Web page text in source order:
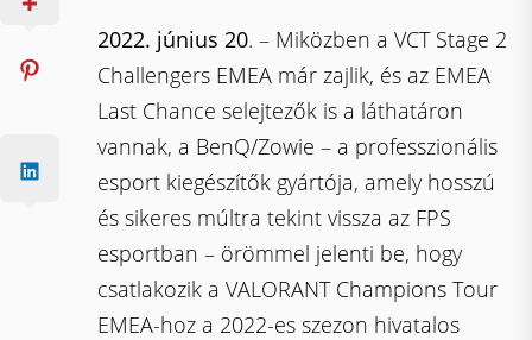
2022. június 20. – Miközben a VCT Stage 2
Challengers EMEA már zajlik, és az EMEA
Last Chance selejtezők is a láthatáron
vannak, a BenQ/Zowie – a professzionális
esport kiegészítők gyártója, amely hosszú
és sikeres múltra tekint vissza az FPS
esportban – örömmel jelenti be, hogy
csatlakozik a VALORANT Champions Tour
EMEA-hoz a 2022-es szezon hivatalos